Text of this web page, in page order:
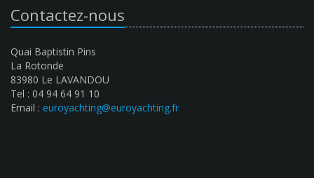
Contactez-nous
Quai Baptistin Pins
La Rotonde
83980 Le LAVANDOU
Tel : 04 94 64 91 10
Email : euroyachting@euroyachting.fr